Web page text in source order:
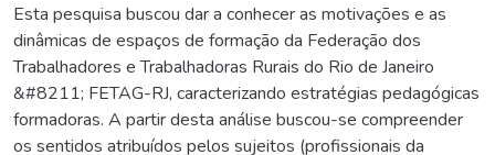
Esta pesquisa buscou dar a conhecer as motivações e as
dinâmicas de espaços de formação da Federação dos
Trabalhadores e Trabalhadoras Rurais do Rio de Janeiro
&#8211; FETAG-RJ, caracterizando estratégias pedagógicas
formadoras. A partir desta análise buscou-se compreender
os sentidos atribuídos pelos sujeitos (profissionais da